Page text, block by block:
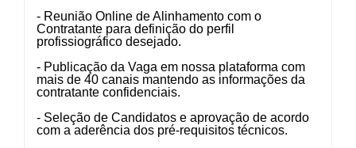
- Reunião Online de Alinhamento com o
Contratante para definição do perfil
profissiográfico desejado.
- Publicação da Vaga em nossa plataforma com
mais de 40 canais mantendo as informações da
contratante confidenciais.
- Seleção de Candidatos e aprovação de acordo
com a aderência dos pré-requisitos técnicos.